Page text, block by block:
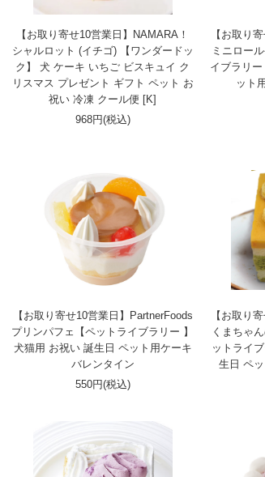
【お取り寄せ10営業日】NAMARA！
シャルロット (イチゴ) 【ワンダードッ
ク】 犬 ケーキ いちご ビスキュイ ク
リスマス プレゼント ギフト ペット お
祝い 冷凍 クール便 [K]
968円(税込)
【お取り
ミニロー
イブラリ
ット
【お取り寄せ10営業日】PartnerFoods
プリンパフェ【ペットライブラリー 】
犬猫用 お祝い 誕生日 ペット用ケーキ
バレンタイン
550円(税込)
【お取り
くまちゃ
ットライ
生日 ペ